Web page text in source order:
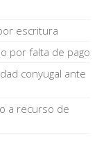
escritura
por falta de pago
conyugal ante
a recurso de